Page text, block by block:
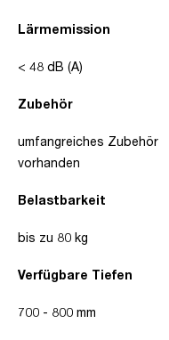
Lärmemission
Zubehör
Belastbarkeit
Verfügbare Tiefen
< 48 dB (A)
umfangreiches Zubehör
vorhanden
bis zu 80 kg
700 - 800 mm